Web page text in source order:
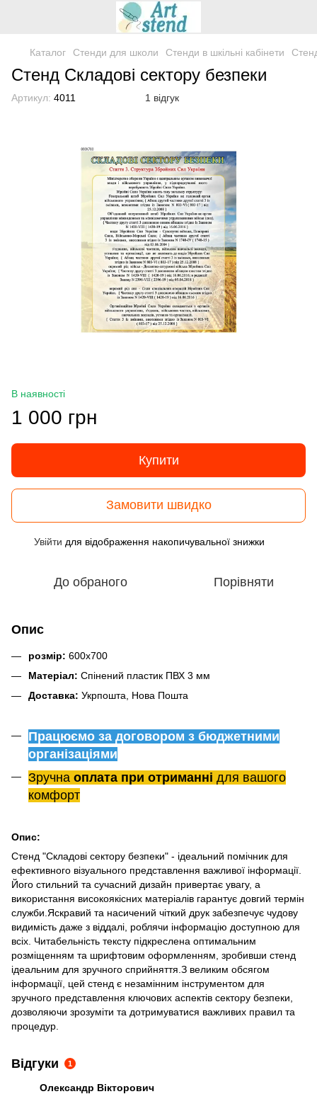
Каталог Стенди для школи Стенди в шкільні кабінети
Стенд Складові сектору безпеки
Артикул: 4011 1 відгук
В наявності
1 000 грн
Купити
Замовити швидко
Увійти для відображення накопичувальної знижки
До обраного Порівняти
Опис
розмір: 600х700
Матеріал: Спінений пластик ПВХ 3 мм
Доставка: Укрпошта, Нова Пошта
Працюємо за договором з бюджетними
організаціями
Зручна оплата при отриманні для вашого
комфорт
Опис:
Стенд "Складові сектору безпеки" - ідеальний помічник для
ефективного візуального представлення важливої інформації.
Його стильний та сучасний дизайн привертає увагу, а
використання високоякісних матеріалів гарантує довгий термін
служби.Яскравий та насичений чіткий друк забезпечує чудову
видимість даже з віддалі, роблячи інформацію доступною для
всіх. Читабельність тексту підкреслена оптимальним
розміщенням та шрифтовим оформленням, зробивши стенд
ідеальним для зручного сприйняття.З великим обсягом
інформації, цей стенд є незамінним інструментом для
зручного представлення ключових аспектів сектору безпеки,
дозволяючи зрозуміти та дотримуватися важливих правил та
процедур.
Відгуки 1
Олександр Вікторович